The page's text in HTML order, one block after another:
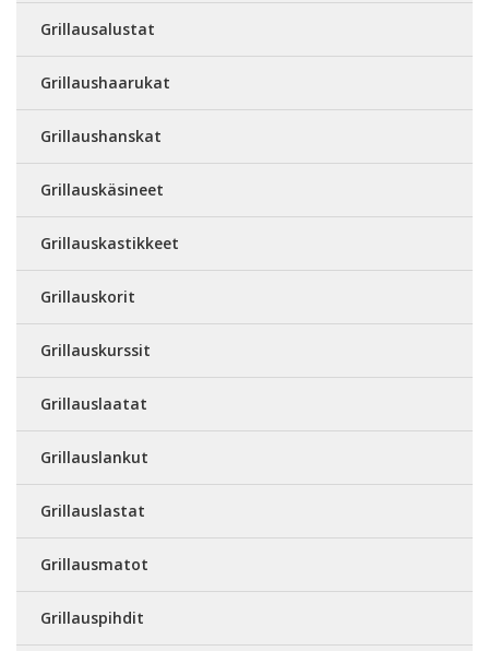
Grillausalustat
Grillaushaarukat
Grillaushanskat
Grillauskäsineet
Grillauskastikkeet
Grillauskorit
Grillauskurssit
Grillauslaatat
Grillauslankut
Grillauslastat
Grillausmatot
Grillauspihdit